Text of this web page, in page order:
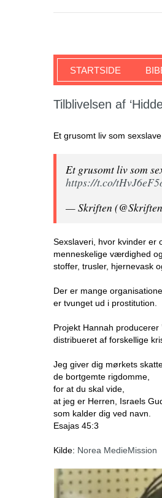
SKRIFTEN
STARTSIDE
Tilblivelsen af
Et grusomt liv som
Et grusomt liv som
https://t.co/
— Skriften
Sexslaveri, hvor kvinder
menneskelige værdighed
stoffer, trusler, hjernevask
Der er mange
er tvunget ud i prostitution.
Projekt Hannah
distribueret af forskellige
Jeg giver dig mørkets
de bortgemte rigdomme,
for at du skal vide,
at jeg er Herren, Israels
som kalder dig ved navn.
Esajas 45:3
Kilde: Norea MedieMission